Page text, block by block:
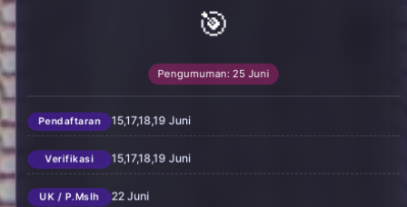
🎯
Pengumuman: 25 Juni
Pendaftaran 15,17,18,19 Juni
Verifikasi 15,17,18,19 Juni
UK / P.Mslh 22 Juni